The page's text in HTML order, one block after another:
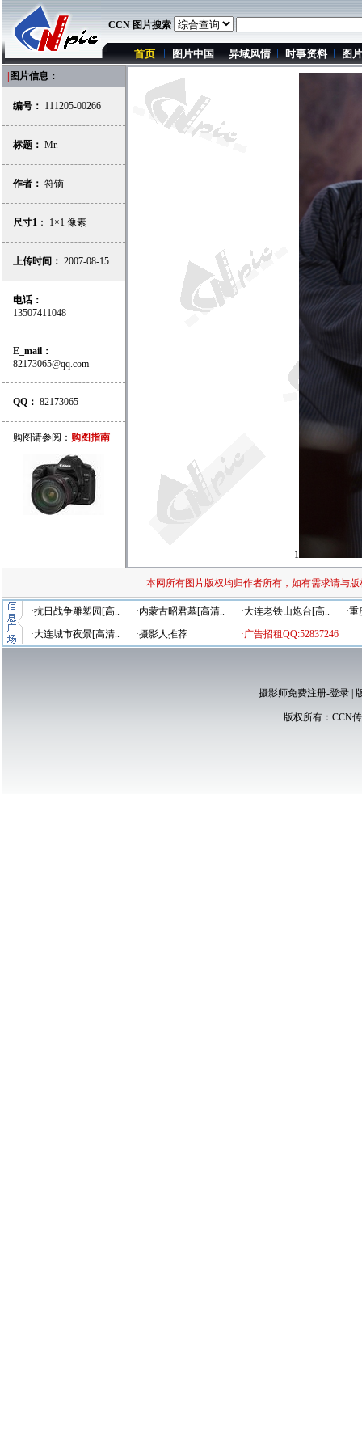
CCN 图片搜索
首页 图片中国 异域风情 时事资料 图
图片信息：
编号： 111205-00266
标题： Mr.
作者： 符镝
尺寸1 ： 1×1 像素
上传时间： 2007-08-15
电话：
13507411048
E_mail：
82173065@qq.com
QQ： 82173065
购图请参阅： 购图指南
1
本网所有图片版权均归作者所有，如有需求请与
·抗日战争雕塑园[高.. ·内蒙古昭君墓[高清.. ·大连老铁山炮台[高..
·
·大连城市夜景[高清..
·摄影人推荐 ·广告招租QQ:52837246
摄影师免费注册-登录|
版权所有： CCN